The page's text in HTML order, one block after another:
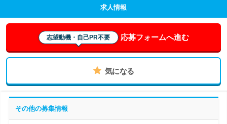
求人情報
志望動機・自己PR不要 応募フォームへ進む
気になる
その他の募集情報